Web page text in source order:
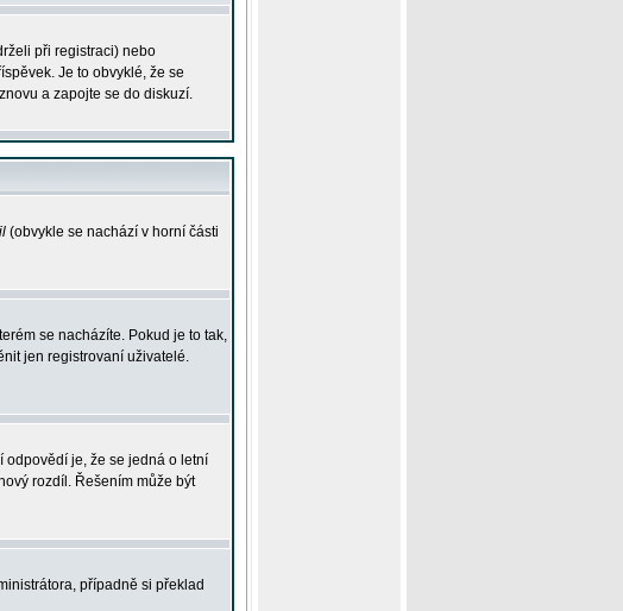
při registraci) nebo
Je to obvyklé, že se
a zapojte se do diskuzí.
(obvykle se nachází v horní části
se nacházíte. Pokud je to tak,
jen registrovaní uživatelé.
odpovědí je, že se jedná o letní
rozdíl. Řešením může být
případně si překlad